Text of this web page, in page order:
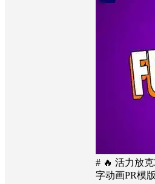
# 🔥 活力放
字动画PR模